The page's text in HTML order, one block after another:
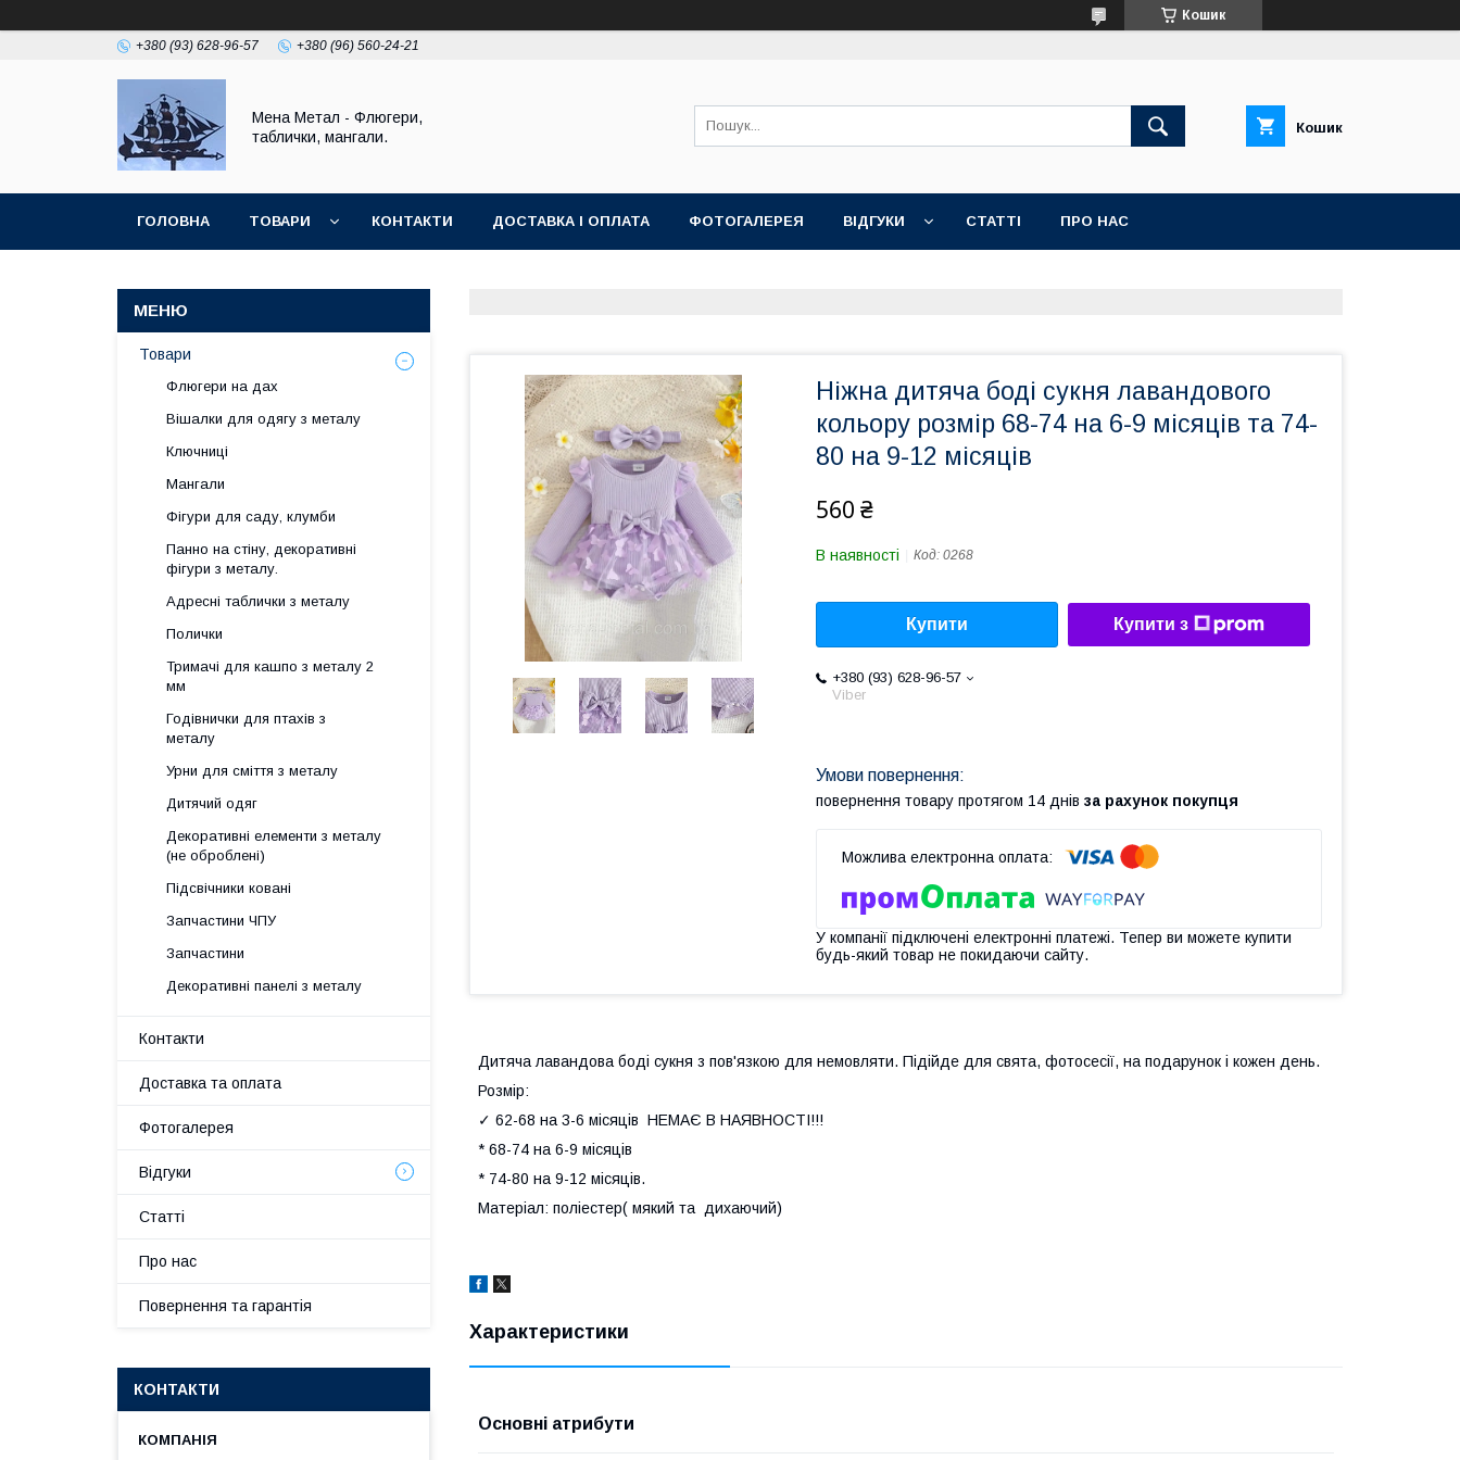
Кошик
+380 (93) 628-96-57 +380 (96) 560-24-21
Мена Метал - Флюгери,
таблички, мангали.
Кошик
ГОЛОВНА ТОВАРИ КОНТАКТИ ДОСТАВКА І ОПЛАТА ФОТОГАЛЕРЕЯ ВІДГУКИ СТАТТІ ПРО НАС
Ніжна дитяча боді сукня лавандового
кольору розмір 68-74 на 6-9 місяців та 74-
80 на 9-12 місяців
560 ₴
В наявності Код: 0268
Купити Купити з
+380 (93) 628-96-57
Viber
повернення товару протягом 14 днів за рахунок покупця
У компанії підключені електронні платежі. Тепер ви можете купити
будь-який товар не покидаючи сайту.
Дитяча лавандова боді сукня з пов'язкою для немовляти. Підійде для свята, фотосесії, на подарунок і кожен день.
Розмір:
✓ 62-68 на 3-6 місяців НЕМАЄ В НАЯВНОСТІ!!!
* 68-74 на 6-9 місяців
* 74-80 на 9-12 місяців.
Матеріал: поліестер( мякий та дихаючий)
Характеристики
Основні атрибути
Товари
Флюгери на дах
Вішалки для одягу з металу
Ключниці
Мангали
Фігури для саду, клумби
Панно на стіну, декоративні
фігури з металу.
Адресні таблички з металу
Полички
Тримачі для кашпо з металу 2
мм
Годівнички для птахів з
металу
Урни для сміття з металу
Дитячий одяг
Декоративні елементи з металу
(не оброблені)
Підсвічники ковані
Запчастини ЧПУ
Запчастини
Декоративні панелі з металу
Контакти
Доставка та оплата
Фотогалерея
Відгуки
Статті
Про нас
Повернення та гарантія
КОНТАКТИ